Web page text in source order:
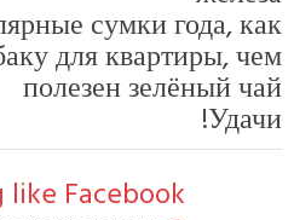
самые
выбрать
says: